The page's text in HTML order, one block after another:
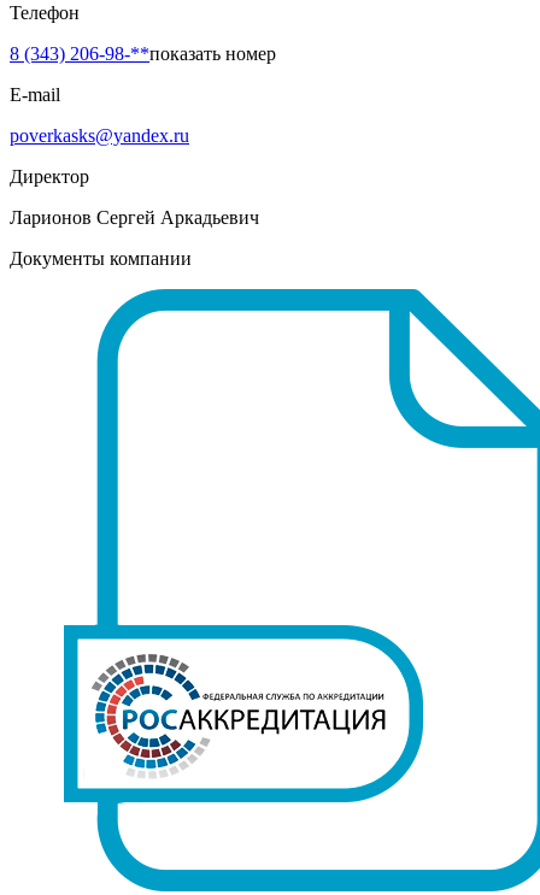
Телефон
8 (343) 206-98-**показать номер
E-mail
poverkasks@yandex.ru
Директор
Ларионов Сергей Аркадьевич
Документы компании